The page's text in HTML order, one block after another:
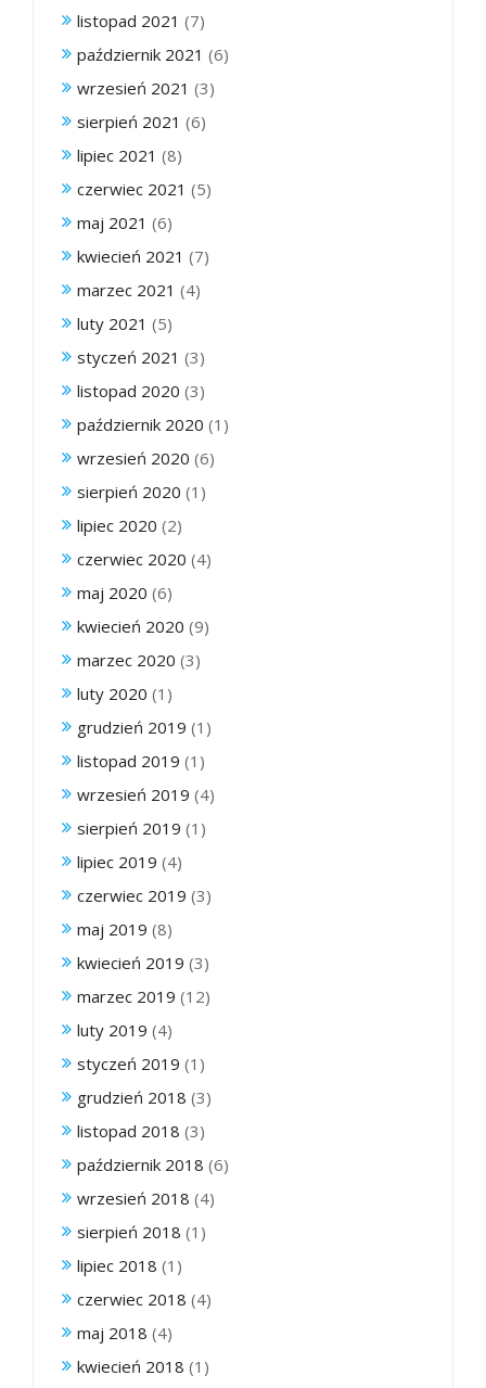
listopad 2021 (7)
październik 2021 (6)
wrzesień 2021 (3)
sierpień 2021 (6)
lipiec 2021 (8)
czerwiec 2021 (5)
maj 2021 (6)
kwiecień 2021 (7)
marzec 2021 (4)
luty 2021 (5)
styczeń 2021 (3)
listopad 2020 (3)
październik 2020 (1)
wrzesień 2020 (6)
sierpień 2020 (1)
lipiec 2020 (2)
czerwiec 2020 (4)
maj 2020 (6)
kwiecień 2020 (9)
marzec 2020 (3)
luty 2020 (1)
grudzień 2019 (1)
listopad 2019 (1)
wrzesień 2019 (4)
sierpień 2019 (1)
lipiec 2019 (4)
czerwiec 2019 (3)
maj 2019 (8)
kwiecień 2019 (3)
marzec 2019 (12)
luty 2019 (4)
styczeń 2019 (1)
grudzień 2018 (3)
listopad 2018 (3)
październik 2018 (6)
wrzesień 2018 (4)
sierpień 2018 (1)
lipiec 2018 (1)
czerwiec 2018 (4)
maj 2018 (4)
kwiecień 2018 (1)